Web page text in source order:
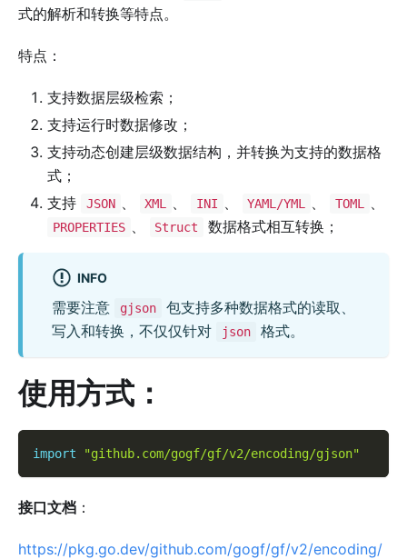
式的解析和转换等特点。
特点：
支持数据层级检索；
支持运行时数据修改；
支持动态创建层级数据结构，并转换为支持的数据格
式；
支持
JSON 、 XML 、 INI 、 YAML/YML 、 TOML 、
PROPERTIES 、 Struct 数据格式相互转换；
INFO
需要注意 gjson
包支持多种数据格式的读取、
写入和转换，不仅仅针对
json 格式。
使用方式 ：
import "github.com/gogf/gf/v2/encoding/gjson"
接口文档 ：
https://pkg.go.dev/github.com/gogf/gf/v2/encoding/